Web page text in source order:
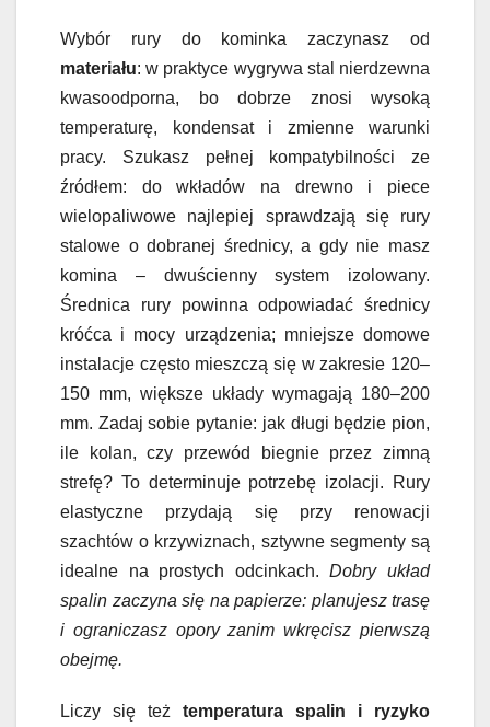
Wybór rury do kominka zaczynasz od
materiału: w praktyce wygrywa stal nierdzewna
kwasoodporna, bo dobrze znosi wysoką
temperaturę, kondensat i zmienne warunki
pracy. Szukasz pełnej kompatybilności ze
źródłem: do wkładów na drewno i piece
wielopaliwowe najlepiej sprawdzają się rury
stalowe o dobranej średnicy, a gdy nie masz
komina – dwuścienny system izolowany.
Średnica rury powinna odpowiadać średnicy
króćca i mocy urządzenia; mniejsze domowe
instalacje często mieszczą się w zakresie 120–
150 mm, większe układy wymagają 180–200
mm. Zadaj sobie pytanie: jak długi będzie pion,
ile kolan, czy przewód biegnie przez zimną
strefę? To determinuje potrzebę izolacji. Rury
elastyczne przydają się przy renowacji
szachtów o krzywiznach, sztywne segmenty są
idealne na prostych odcinkach.Dobry układ
spalin zaczyna się na papierze: planujesz trasę
i ograniczasz opory zanim wkręcisz pierwszą
obejmę.
Liczy się też temperatura spalin i ryzyko